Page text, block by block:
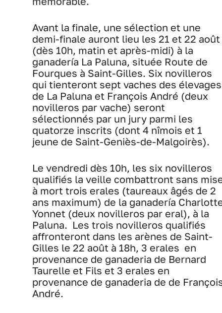
Avant la finale, une sélection et une
demi-finale auront lieu les 21 et 22 août
(dès 10h, matin et après-midi) à la
ganadería La Paluna, située Route de
Fourques à Saint-Gilles. Six novilleros
qui tienteront sept vaches des élevages
de La Paluna et François André (deux
novilleros par vache) seront
sélectionnés par un jury parmi les
quatorze inscrits (dont 4 nîmois et 1
jeune de Saint-Geniès-de-Malgoirès).
Le vendredi dès 10h, les six novilleros
qualifiés la veille combattront sans
à mort trois erales (taureaux âgés de 2
ans maximum) de la ganadería
Yonnet (deux novilleros par eral), à la
Paluna. Les trois novilleros qualifiés
affronteront dans les arènes de Saint-
Gilles le 22 août à 18h, 3 erales en
provenance de ganaderia de Bernard
Taurelle et Fils et 3 erales en
provenance de ganaderia de de
André.